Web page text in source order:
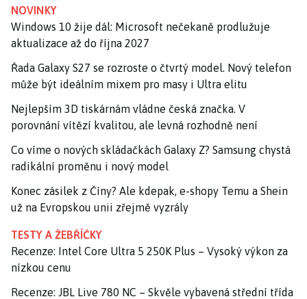
NOVINKY
Windows 10 žije dál: Microsoft nečekaně prodlužuje
aktualizace až do října 2027
Řada Galaxy S27 se rozroste o čtvrtý model. Nový telefon
může být ideálním mixem pro masy i Ultra elitu
Nejlepším 3D tiskárnám vládne česká značka. V
porovnání vítězí kvalitou, ale levná rozhodně není
Co víme o nových skládačkách Galaxy Z? Samsung chystá
radikální proměnu i nový model
Konec zásilek z Číny? Ale kdepak, e-shopy Temu a Shein
už na Evropskou unii zřejmě vyzrály
TESTY A ŽEBŘÍČKY
Recenze: Intel Core Ultra 5 250K Plus – Vysoký výkon za
nízkou cenu
Recenze: JBL Live 780 NC – Skvěle vybavená střední třída